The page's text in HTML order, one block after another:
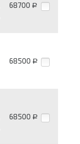
68700 Р
68500 Р
68500 Р